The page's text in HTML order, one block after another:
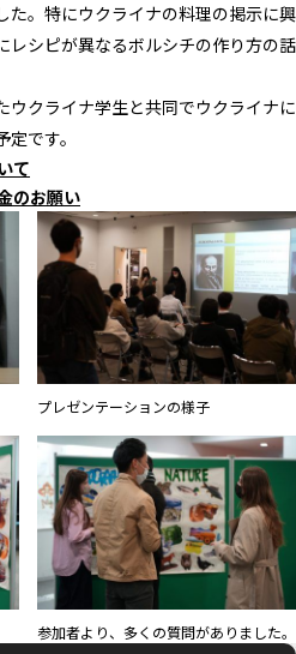
た。特にウクライナの料理の掲示に興
レシピが異なるボルシチの作り方の話
ウクライナ学生と共同でウクライナに
です。
て
のお願い
プレゼンテーションの様子
参加者より、多くの質問がありました。